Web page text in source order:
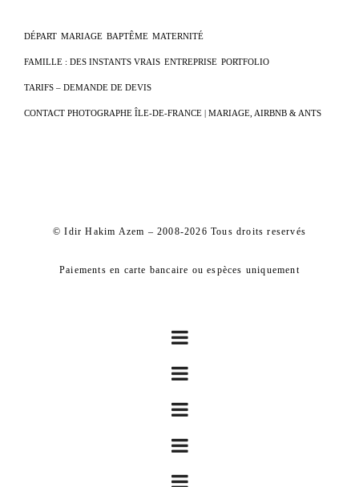
DÉPART MARIAGE BAPTÊME MATERNITÉ
FAMILLE : DES INSTANTS VRAIS ENTREPRISE PORTFOLIO
TARIFS – DEMANDE DE DEVIS
CONTACT PHOTOGRAPHE ÎLE-DE-FRANCE | MARIAGE, AIRBNB & ANTS
© Idir Hakim Azem – 2008-2026 Tous droits reservés
Paiements en carte bancaire ou espèces uniquement